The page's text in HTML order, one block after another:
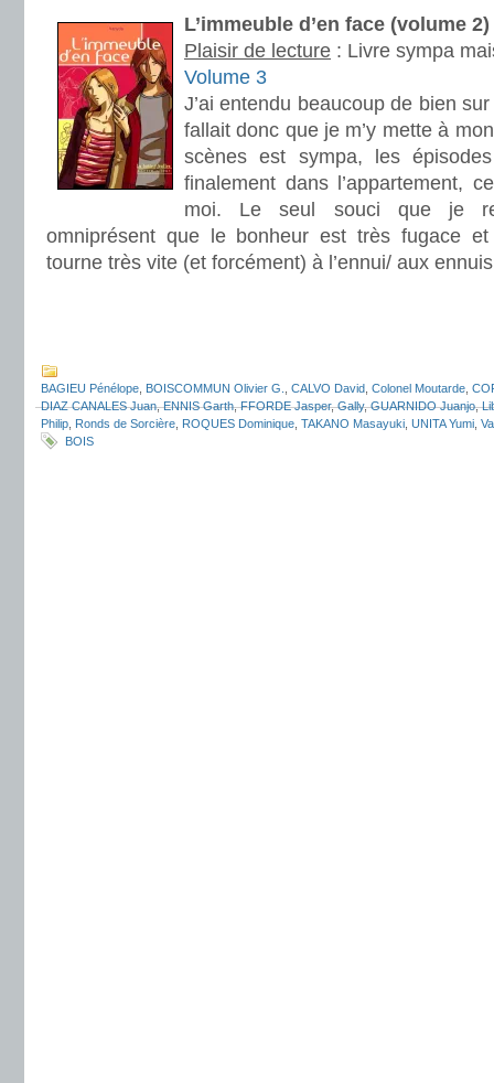
L’immeuble d’en face (volume
Plaisir de lecture : Livre sympa
Volume 3
J’ai entendu beaucoup de bien
fallait donc que je m’y mette à
scènes est sympa, les
finalement dans l’appartement,
moi. Le seul souci que je
omniprésent que le bonheur est très fugace
tourne très vite (et forcément) à l’ennui/ aux
BAGIEU Pénélope BOISCOMMUN Olivier G. CALVO David Colonel Moutarde
DIAZ CANALES Juan,ENNIS Garth,FFORDE Jasper,Gally,GUARNIDO Juanjo,
Philip Ronds de Sorcière ROQUES Dominique TAKANO Masayuki UNITA Yumi
BOIS